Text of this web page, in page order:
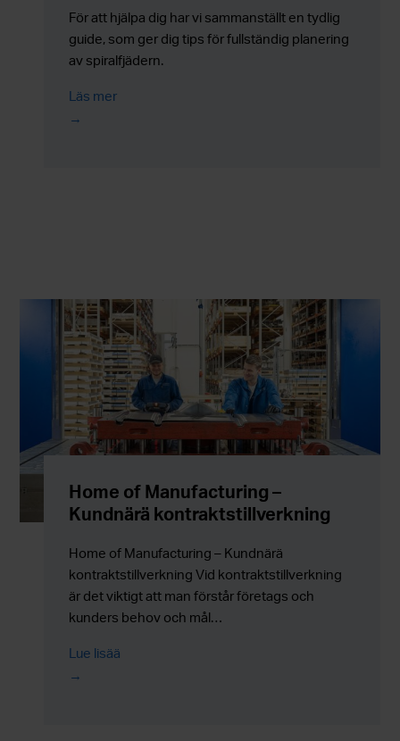
För att hjälpa dig har vi sammanställt en tydlig
guide, som ger dig tips för fullständig planering
av spiralfjädern.
Läs mer
Home of Manufacturing –
Kundnärä kontraktstillverkning
Home of Manufacturing – Kundnärä
kontraktstillverkning Vid kontraktstillverkning
är det viktigt att man förstår företags och
kunders behov och mål…
Lue lisää